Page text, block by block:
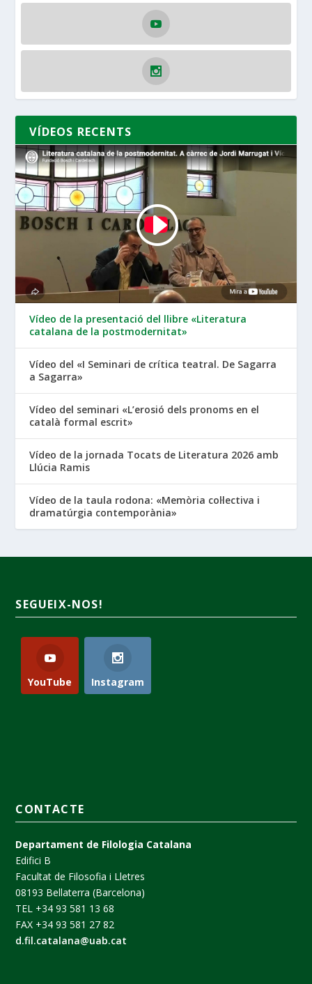
VÍDEOS RECENTS
Vídeo de la presentació del llibre «Literatura
catalana de la postmodernitat»
Vídeo del «I Seminari de crítica teatral. De Sagarra
a Sagarra»
Vídeo del seminari «L’erosió dels pronoms en el
català formal escrit»
Vídeo de la jornada Tocats de Literatura 2026 amb
Llúcia Ramis
Vídeo de la taula rodona: «Memòria col·lectiva i
dramatúrgia contemporània»
SEGUEIX-NOS!
YouTube Instagram
CONTACTE
Departament de Filologia Catalana
Edifici B
Facultat de Filosofia i Lletres
08193 Bellaterra (Barcelona)
TEL +34 93 581 13 68
FAX +34 93 581 27 82
d.fil.catalana@uab.cat